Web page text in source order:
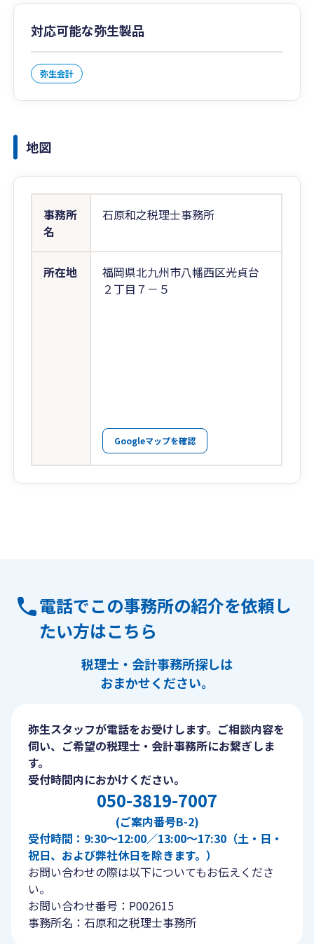
対応可能な弥生製品
弥生会計
地図
事務所
名
石原和之税理士事務所
所在地
福岡県北九州市八幡西区光貞台
２丁目７－５
Googleマップを確認
電話でこの事務所の紹介を依頼し
たい方はこちら
税理士・会計事務所探しは
おまかせください。
弥生スタッフが電話をお受けします。ご相談内容を
伺い、ご希望の税理士・会計事務所にお繋ぎしま
す。
受付時間内におかけください。
050-3819-7007
(ご案内番号B-2)
受付時間：9:30〜12:00／13:00〜17:30（土・日・
祝日、および弊社休日を除きます。）
お問い合わせの際は以下についてもお伝えくださ
い。
お問い合わせ番号：P002615
事務所名：石原和之税理士事務所